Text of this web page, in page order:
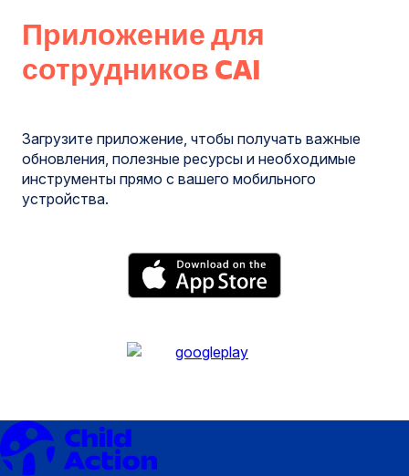
Приложение для
сотрудников CAI
Загрузите приложение, чтобы получать важные
обновления, полезные ресурсы и необходимые
инструменты прямо с вашего мобильного
устройства.